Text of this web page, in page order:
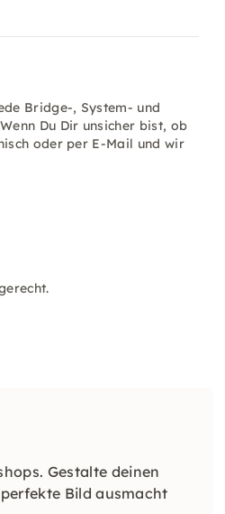
Bridge-, System- und
Du Dir unsicher bist, ob
oder per E-Mail und wir
Gestalte deinen
Bild ausmacht